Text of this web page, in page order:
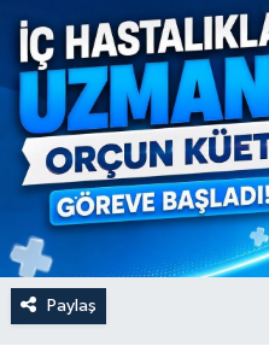
Paylaş
Hava Durumu
İlan
Kültür Sanat
Magazin
Otomobil